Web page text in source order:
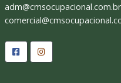
adm@cmsocupacional.com.br